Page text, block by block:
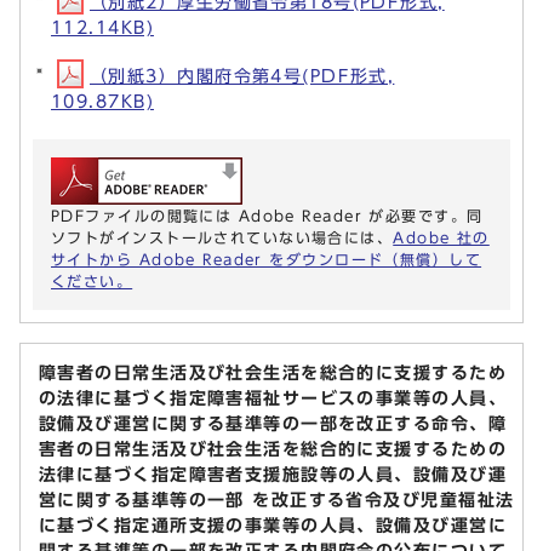
112.14KB)
（別紙3）内閣府令第4号(PDF形式,
109.87KB)
PDFファイルの閲覧には Adobe Reader が必要です。同
ソフトがインストールされていない場合には、 Adobe 社の
サイトから Adobe Reader をダウンロード（無償）して
ください。
障害者の日常生活及び社会生活を総合的に支援するため
の法律に基づく指定障害福祉サービスの事業等の人員、
設備及び運営に関する基準等の一部を改正する命令、障
害者の日常生活及び社会生活を総合的に支援するための
法律に基づく指定障害者支援施設等の人員、設備及び運
営に関する基準等の一部 を改正する省令及び児童福祉法
に基づく指定通所支援の事業等の人員、設備及び運営に